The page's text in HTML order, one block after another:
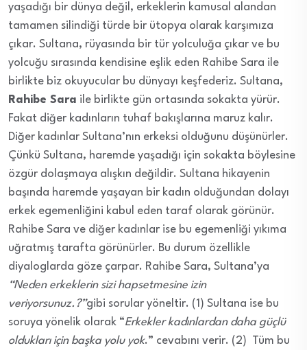
yaşadığı bir dünya değil, erkeklerin kamusal alandan
tamamen silindiği türde bir ütopya olarak karşımıza
çıkar. Sultana, rüyasında bir tür yolculuğa çıkar ve bu
yolcuğu sırasında kendisine eşlik eden Rahibe Sara ile
birlikte biz okuyucular bu dünyayı keşfederiz. Sultana,
Rahibe Sara ile birlikte gün ortasında sokakta yürür.
Fakat diğer kadınların tuhaf bakışlarına maruz kalır.
Diğer kadınlar Sultana’nın erkeksi olduğunu düşünürler.
Çünkü Sultana, haremde yaşadığı için sokakta böylesine
özgür dolaşmaya alışkın değildir. Sultana hikayenin
başında haremde yaşayan bir kadın olduğundan dolayı
erkek egemenliğini kabul eden taraf olarak görünür.
Rahibe Sara ve diğer kadınlar ise bu egemenliği yıkıma
uğratmış tarafta görünürler. Bu durum özellikle
diyaloglarda göze çarpar. Rahibe Sara, Sultana’ya
“Neden erkeklerin sizi hapsetmesine izin
veriyorsunuz.?”gibi sorular yöneltir. (1) Sultana ise bu
soruya yönelik olarak “Erkekler kadınlardan daha güçlü
oldukları için başka yolu yok.” cevabını verir. (2) Tüm bu